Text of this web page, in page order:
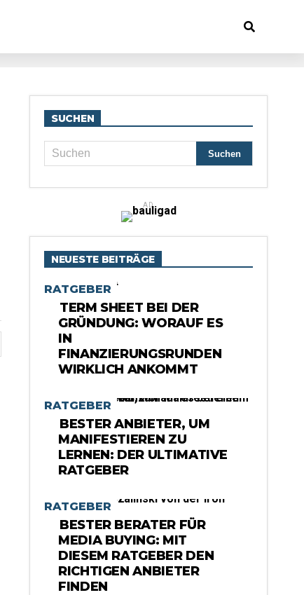
SUCHEN
AD
NEUESTE BEITRÄGE
RATGEBER
TERM SHEET BEI DER
GRÜNDUNG: WORAUF ES
IN
FINANZIERUNGSRUNDEN
WIRKLICH ANKOMMT
RATGEBER
BESTER ANBIETER, UM
MANIFESTIEREN ZU
LERNEN: DER ULTIMATIVE
RATGEBER
RATGEBER
BESTER BERATER FÜR
MEDIA BUYING: MIT
DIESEM RATGEBER DEN
RICHTIGEN ANBIETER
FINDEN